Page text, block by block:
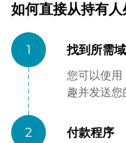
如何直接从持有
1 找到所需
您可以使用
趣并发送您
2 付款程序